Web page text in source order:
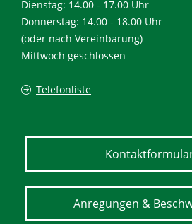
Dienstag: 14.00 - 17.00 Uhr
Donnerstag: 14.00 - 18.00 Uhr
(oder nach Vereinbarung)
Mittwoch geschlossen
Telefonliste
Anregungen &